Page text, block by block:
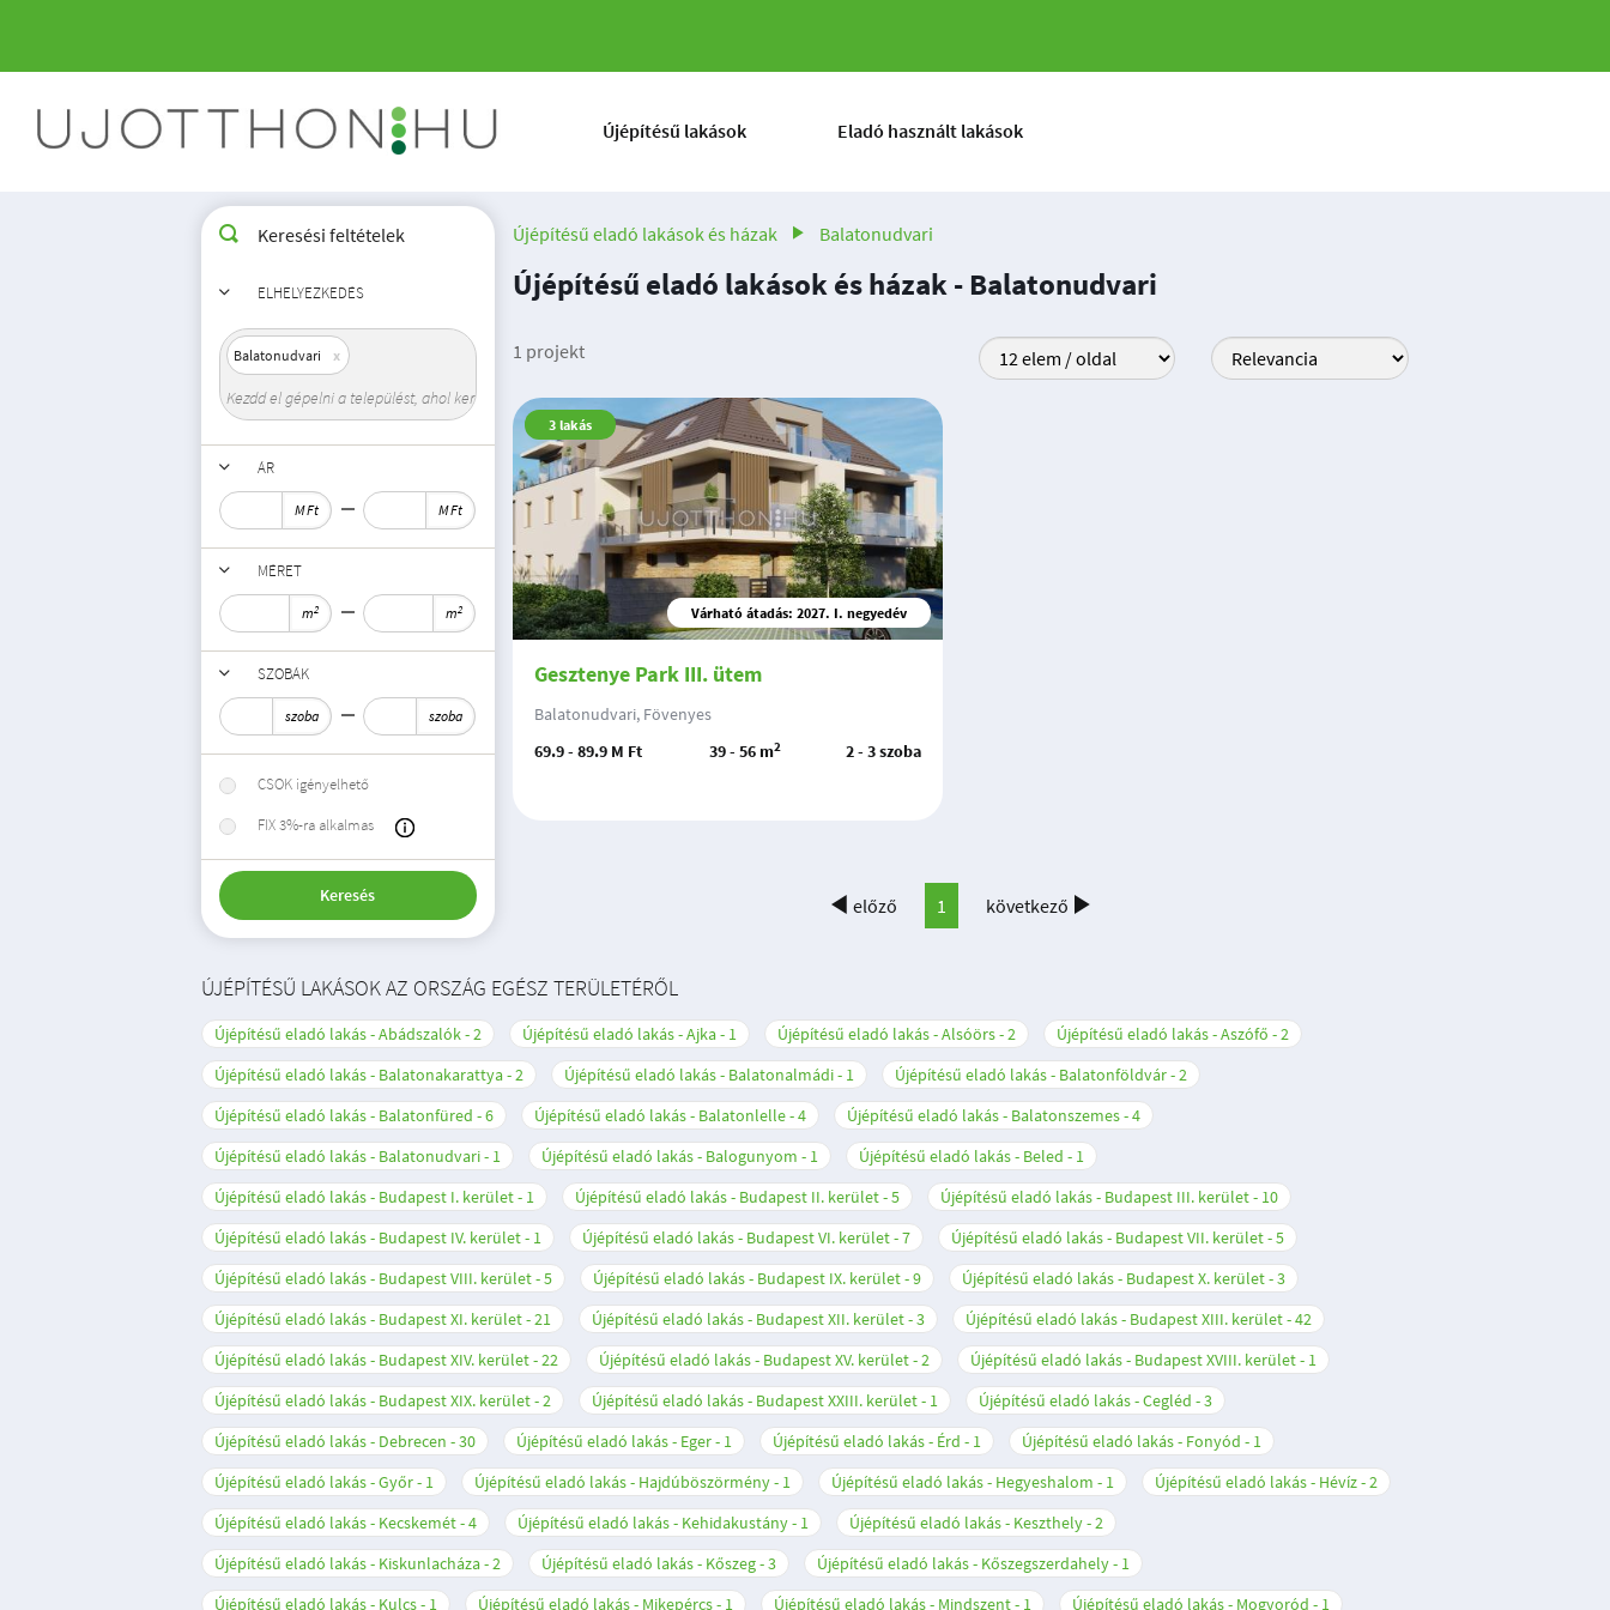
Újépítésű lakások Eladó használt lakások
Újépítésű eladó lakások és házak Balatonudvari
Újépítésű eladó lakások és házak - Balatonudvari
1 projekt
3lakás
Várható átadás: 2027. I. negyedév
Gesztenye Park III. ütem
Balatonudvari, Fövenyes
69.9 - 89.9 M Ft
39 - 56 m2 2 - 3 szoba
előző 1 következő
Keresési feltételek
ELHELYEZKEDÉS
Balatonudvari
ÁR
M Ft M Ft
MÉRET
m2 m2
SZOBÁK
szoba szoba
CSOK igényelhető
FIX 3%-ra alkalmas
Keresés
ÚJÉPÍTÉSŰ LAKÁSOK AZ ORSZÁG EGÉSZ TERÜLETÉRŐL
Újépítésű eladó lakás - Abádszalók 2 Újépítésű eladó lakás - Ajka 1 Újépítésű eladó lakás - Alsóörs 2 Újépítésű eladó lakás - Aszófő
2
Újépítésű eladó lakás - Balatonakarattya 2 Újépítésű eladó lakás - Balatonalmádi 1 Újépítésű eladó lakás - Balatonföldvár 2
Újépítésű eladó lakás - Balatonfüred
6 Újépítésű eladó lakás - Balatonlelle 4 Újépítésű eladó lakás - Balatonszemes 4
Újépítésű eladó lakás - Balatonudvari
1 Újépítésű eladó lakás - Balogunyom 1 Újépítésű eladó lakás - Beled
1
Újépítésű eladó lakás - Budapest I. kerület
1 Újépítésű eladó lakás - Budapest II. kerület 5 Újépítésű eladó lakás - Budapest III. kerület
10
Újépítésű eladó lakás - Budapest IV. kerület
1 Újépítésű eladó lakás - Budapest VI. kerület 7 Újépítésű eladó lakás - Budapest VII. kerület 5
Újépítésű eladó lakás - Budapest VIII. kerület 5 Újépítésű eladó lakás - Budapest IX. kerület 9 Újépítésű eladó lakás - Budapest X. kerület 3
Újépítésű eladó lakás - Budapest XI. kerület 21 Újépítésű eladó lakás - Budapest XII. kerület 3 Újépítésű eladó lakás - Budapest XIII. kerület 42
Újépítésű eladó lakás - Budapest XIV. kerület 22 Újépítésű eladó lakás - Budapest XV. kerület 2 Újépítésű eladó lakás - Budapest XVIII. kerület
1
Újépítésű eladó lakás - Budapest XIX. kerület 2 Újépítésű eladó lakás - Budapest XXIII. kerület 1 Újépítésű eladó lakás - Cegléd
3
Újépítésű eladó lakás - Debrecen
30 Újépítésű eladó lakás - Eger 1 Újépítésű eladó lakás - Érd 1 Újépítésű eladó lakás - Fonyód
1
Újépítésű eladó lakás - Győr
1 Újépítésű eladó lakás - Hajdúböszörmény 1 Újépítésű eladó lakás - Hegyeshalom 1 Újépítésű eladó lakás - Hévíz 2
Újépítésű eladó lakás - Kecskemét 4 Újépítésű eladó lakás - Kehidakustány 1 Újépítésű eladó lakás - Keszthely 2
Újépítésű eladó lakás - Kiskunlacháza 2 Újépítésű eladó lakás - Kőszeg 3 Újépítésű eladó lakás - Kőszegszerdahely
1
Újépítésű eladó lakás - Kulcs
1 Újépítésű eladó lakás - Mikepércs 1 Újépítésű eladó lakás - Mindszent 1 Újépítésű eladó lakás - Mogyoród 1